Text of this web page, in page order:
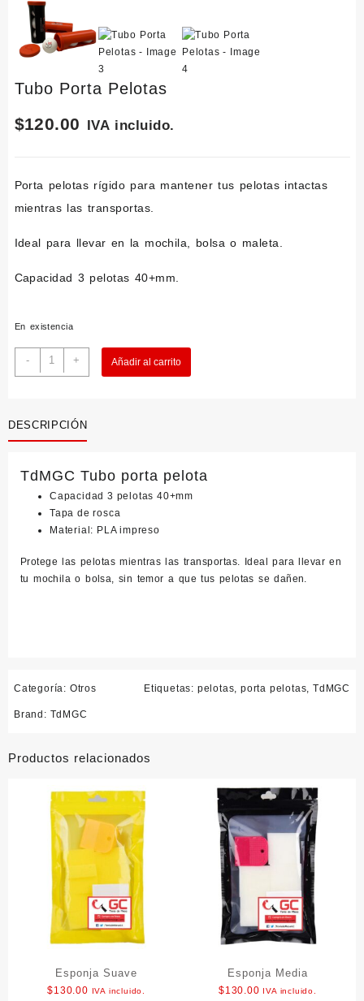
Tubo Porta Pelotas
$120.00 IVA incluido.
Porta pelotas rígido para mantener tus pelotas intactas
mientras las transportas.
Ideal para llevar en la mochila, bolsa o maleta.
Capacidad 3 pelotas 40+mm.
En existencia
-
Tubo
Porta
+ Añadir al carrito
DESCRIPCIÓN
TdMGC Tubo porta pelota
Capacidad 3 pelotas 40+mm
Tapa de rosca
Material: PLA impreso
Protege las pelotas mientras las transportas. Ideal para llevar en
tu mochila o bolsa, sin temor a que tus pelotas se dañen.
Categoría: Otros Etiquetas: pelotas, porta pelotas, TdMGC
Brand: TdMGC
Productos relacionados
Esponja Suave
$130.00 IVA incluido.
Esponja Media
$130.00 IVA incluido.